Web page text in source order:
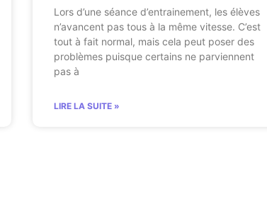
Lors d’une séance d’entrainement, les élèves
n’avancent pas tous à la même vitesse. C’est
tout à fait normal, mais cela peut poser des
problèmes puisque certains ne parviennent
pas à
LIRE LA SUITE »